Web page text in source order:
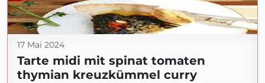
17 Mai 2024
Tarte midi mit spinat tomaten
thymian kreuzkümmel curry